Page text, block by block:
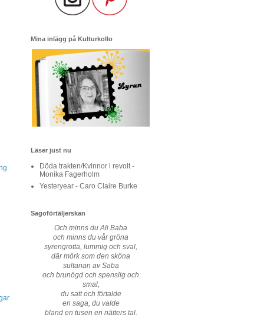
Mina inlägg på Kulturkollo
Läser just nu
Döda trakten/Kvinnor i revolt -
Monika Fagerholm
Yesteryear - Caro Claire Burke
Sagoförtäljerskan
Och minns du Ali Baba
och minns du vår gröna
syrengrotta, lummig och sval,
där mörk som den sköna
sultanan av Saba
och brunögd och spenslig och
smal,
du satt och förtalde
en saga, du valde
bland en tusen en nätters tal.